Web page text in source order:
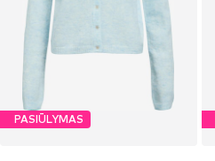
PASIŪLYMAS